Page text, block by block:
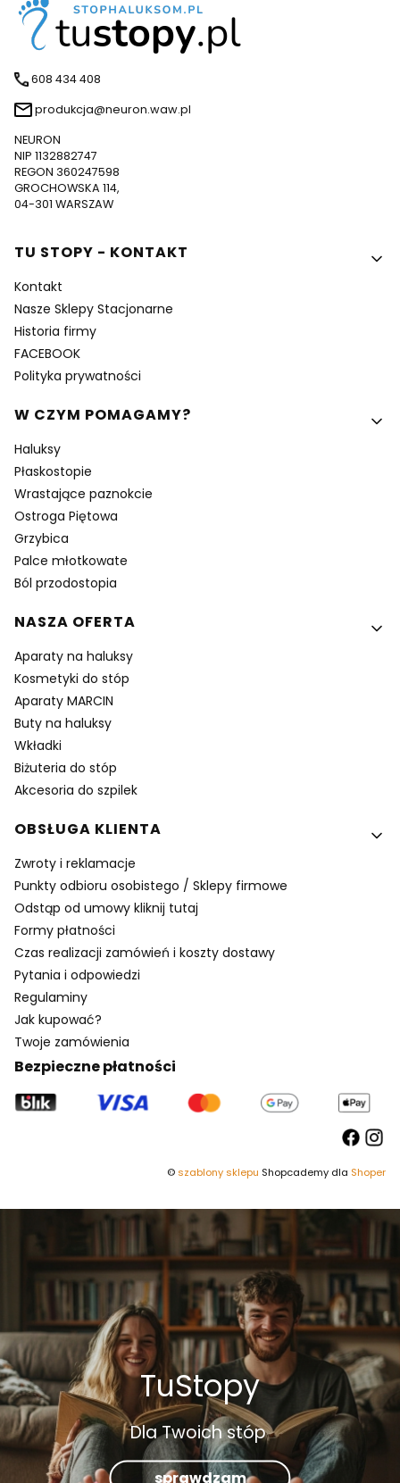
608 434 408
produkcja@neuron.waw.pl
NEURON
NIP 1132882747
REGON 360247598
GROCHOWSKA 114,
04-301 WARSZAW
Linki w stopce
TU STOPY - KONTAKT
Kontakt
Nasze Sklepy Stacjonarne
Historia firmy
FACEBOOK
Polityka prywatności
W CZYM POMAGAMY?
Haluksy
Płaskostopie
Wrastające paznokcie
Ostroga Piętowa
Grzybica
Palce młotkowate
Ból przodostopia
NASZA OFERTA
Aparaty na haluksy
Kosmetyki do stóp
Aparaty MARCIN
Buty na haluksy
Wkładki
Biżuteria do stóp
Akcesoria do szpilek
OBSŁUGA KLIENTA
Zwroty i reklamacje
Punkty odbioru osobistego / Sklepy firmowe
Odstąp od umowy kliknij tutaj
Formy płatności
Czas realizacji zamówień i koszty dostawy
Pytania i odpowiedzi
Regulaminy
Jak kupować?
Twoje zamówienia
Bezpieczne płatności
©szablony sklepu Shopcademy dla Shoper
TuStopy
Dla Twoich stóp
sprawdzam